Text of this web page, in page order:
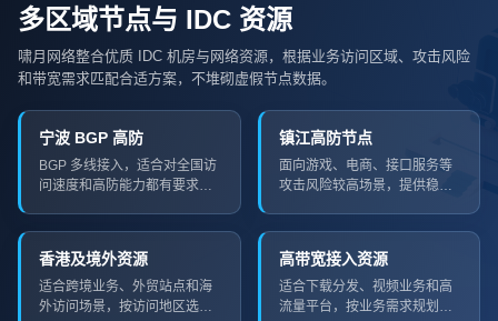
多区域节点与 IDC 资源
啸月网络整合优质 IDC 机房与网络资源，根据业务访问区域、攻击风险
和带宽需求匹配合适方案，不堆砌虚假节点数据。
宁波 BGP 高防
BGP 多线接入，适合对全国访
问速度和高防能力都有要求的
镇江高防节点
面向游戏、电商、接口服务等
攻击风险较高场景，提供稳定
香港及境外资源
适合跨境业务、外贸站点和海
外访问场景，按访问地区选择
高带宽接入资源
适合下载分发、视频业务和高
流量平台，按业务需求规划带